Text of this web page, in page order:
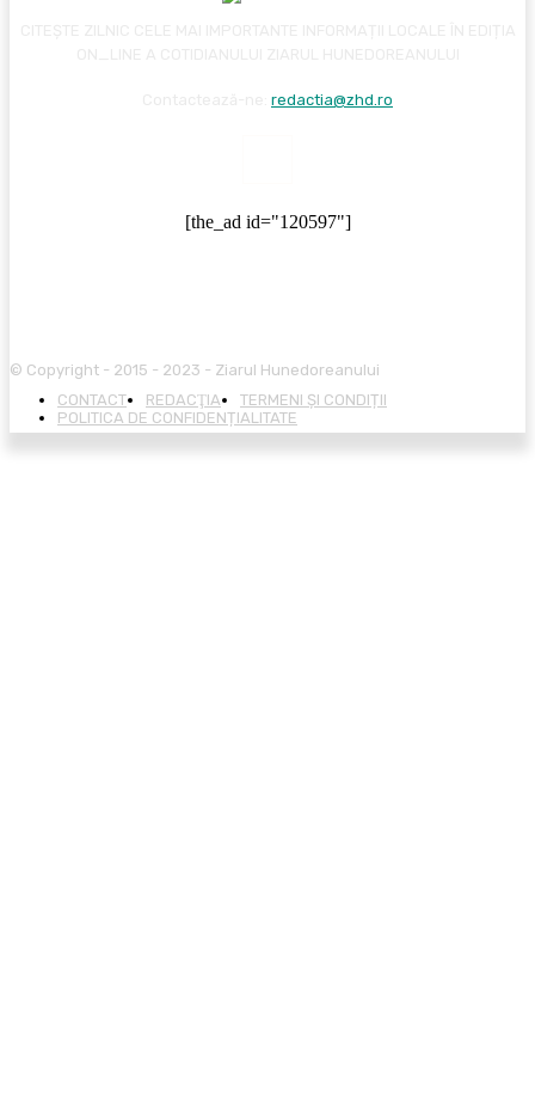
redactia@zhd.ro
[the_ad id="120597"]
© Copyright - 2015 - 2023 - Ziarul Hunedoreanului
CONTACT
REDACŢIA
TERMENI ȘI CONDIȚII
POLITICA DE CONFIDENȚIALITATE